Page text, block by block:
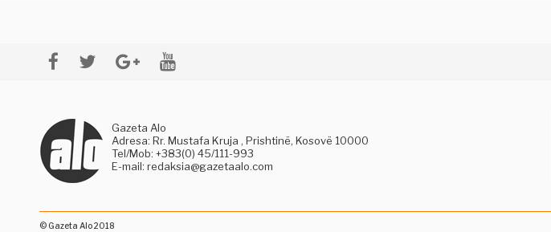
Gazeta Alo
Adresa: Rr. Mustafa Kruja , Prishtinë, Kosovë 10000
Tel/Mob: +383(0) 45/111-993
E-mail: redaksia@gazetaalo.com
© Gazeta Alo 2018